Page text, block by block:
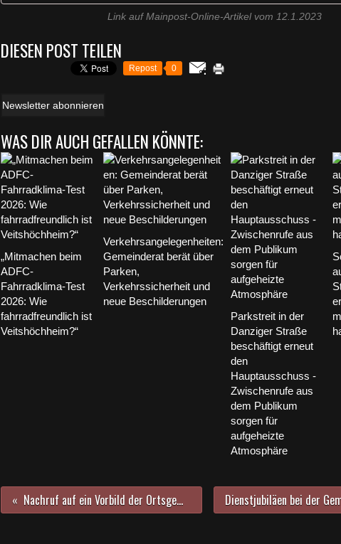
Link auf Mainpost-Online-Artikel vom 12.1.2023
DIESEN POST TEILEN
Repost 0
Newsletter abonnieren
WAS DIR AUCH GEFALLEN KÖNNTE:
„Mitmachen beim
ADFC-
Fahrradklima-Test
2026: Wie
fahrradfreundlich ist
Veitshöchheim?“
Verkehrsangelegenheiten:
Gemeinderat berät über
Parken,
Verkehrssicherheit und
neue Beschilderungen
Parkstreit in der
Danziger Straße
beschäftigt erneut
den
Hauptausschuss -
Zwischenrufe aus
dem Publikum
sorgen für
aufgeheizte
Atmosphäre
Nachruf auf ein Vorbild der Ortsgemeinschaft: Urveitshöchheimer Kurt Scheuring, im Volksmund "Tiger" genannt, verstarb im Alter von 90 Jahren